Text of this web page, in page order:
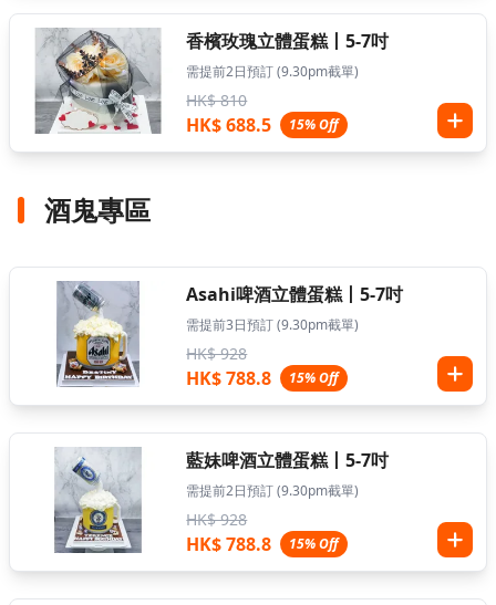
香檳玫瑰立體蛋糕丨5-7吋
需提前2日預訂 (9.30pm截單)
HK$ 810
HK$ 688.5 15% Off
酒鬼專區
Asahi啤酒立體蛋糕丨5-7吋
需提前3日預訂 (9.30pm截單)
HK$ 928
HK$ 788.8 15% Off
藍妹啤酒立體蛋糕丨5-7吋
需提前2日預訂 (9.30pm截單)
HK$ 928
HK$ 788.8 15% Off